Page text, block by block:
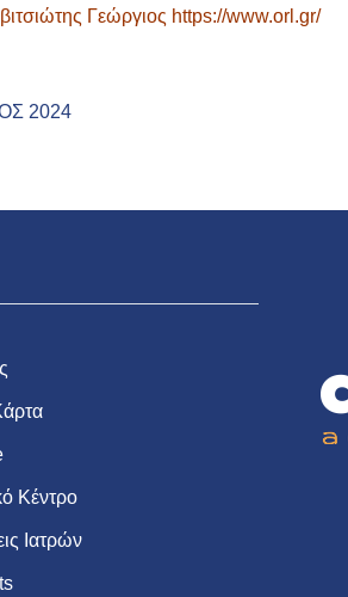
Γεώργιος https://www.orl.gr/
2024
Κέντρο
Ιατρών